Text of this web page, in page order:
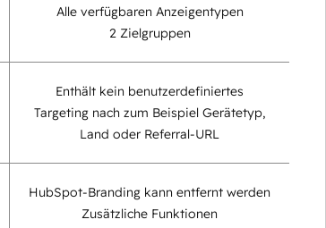
Alle verfügbaren Anzeigentypen
2 Zielgruppen
Enthält kein benutzerdefiniertes
Targeting nach zum Beispiel Gerätetyp,
Land oder Referral-URL
HubSpot-Branding kann entfernt werden
Zusätzliche Funktionen